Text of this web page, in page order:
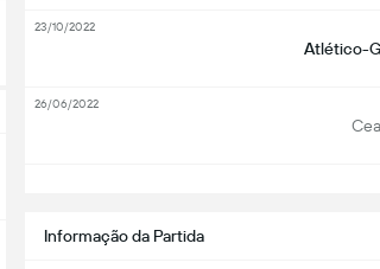
Informação da Partida
Atlético-
23/10/2022
26/06/2022